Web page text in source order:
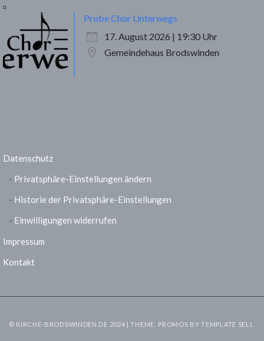
Probe Chor Unterwegs
17. August 2026 | 19:30 Uhr
Gemeindehaus Brodswinden
Datenschutz
Privatsphäre-Einstellungen ändern
Historie der Privatsphäre-Einstellungen
Einwilligungen widerrufen
Impressum
Kontakt
© KIRCHE-BRODSWINDEN.DE 2024 | THEME: PROMOS BYTEMPLATE SELL